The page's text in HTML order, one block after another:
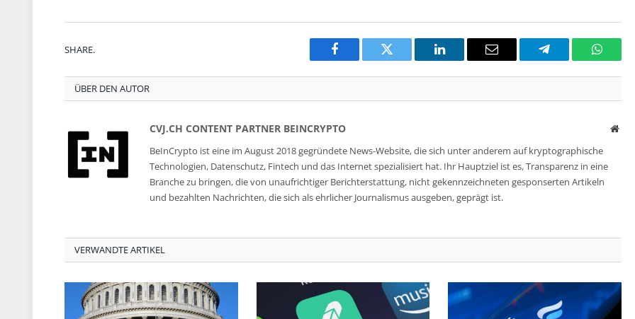
SHARE.
Facebook Twitter LinkedIn Email Telegram
ÜBER DEN AUTOR
CVJ.CH CONTENT PARTNER BEINCRYPTO
BeInCrypto ist eine im August 2018 gegründete News-Website, die sich unter anderem auf kryptographische
Technologien, Datenschutz, Fintech und das Internet spezialisiert hat. Ihr Hauptziel ist es, Transparenz in eine
Branche zu bringen, die von unaufrichtiger Berichterstattung, nicht gekennzeichneten gesponserten Artikeln
und bezahlten Nachrichten, die sich als ehrlicher Journalismus ausgeben, geprägt ist.
VERWANDTE ARTIKEL